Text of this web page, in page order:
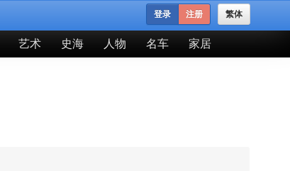
繁体
登录 注册
艺术 史海 人物 名车 家居